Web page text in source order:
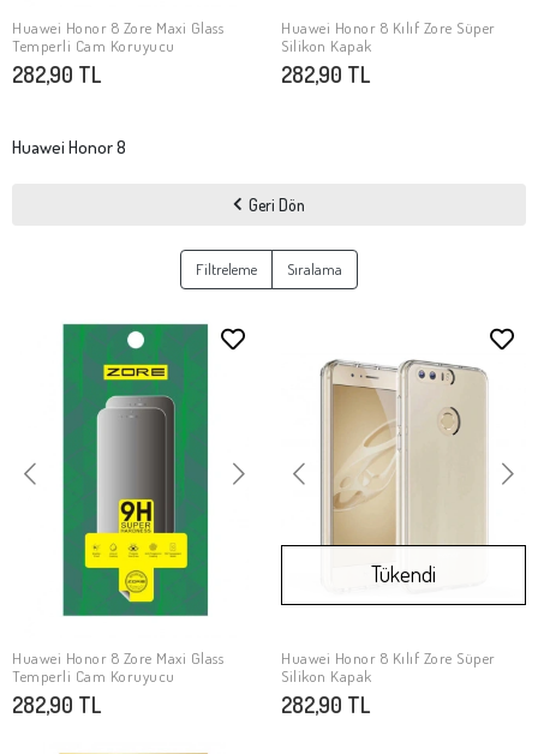
SEPETE EKLE
Huawei Honor 8 Zore Maxi Glass
Temperli Cam Koruyucu
282,90 TL
Stokta Yok
Huawei Honor 8 Kılıf Zore Süper
Silikon Kapak
282,90 TL
Huawei Honor 8
Geri Dön
Filtreleme Sıralama
SEPETE EKLE
Huawei Honor 8 Zore Maxi Glass
Temperli Cam Koruyucu
282,90 TL
Stokta Yok
Tükendi
Huawei Honor 8 Kılıf Zore Süper
Silikon Kapak
282,90 TL